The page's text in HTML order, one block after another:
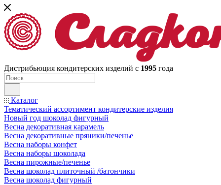
Дистрибьюция кондитерских изделий с 1995 года
Каталог
Тематический ассортимент кондитерские изделия
Новый год шоколад фигурный
Весна декоративная карамель
Весна декоративные пряники/печенье
Весна наборы конфет
Весна наборы шоколада
Весна пирожные/печенье
Весна шоколад плиточный /батончики
Весна шоколад фигурный